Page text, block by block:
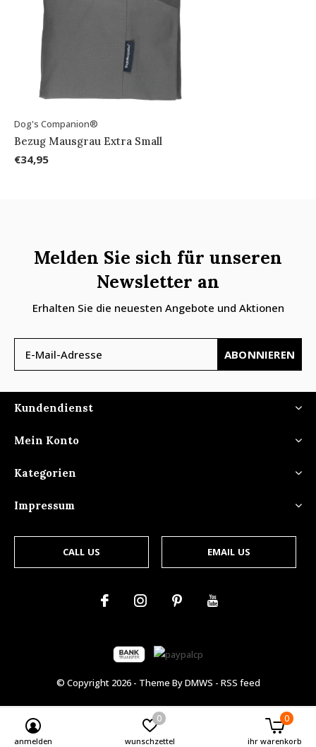
Dog's Companion®
Bezug Mausgrau Extra Small
€34,95
Melden Sie sich für unseren
Newsletter an
Erhalten Sie die neuesten Angebote und Aktionen
ABONNIEREN
Kundendienst
Mein Konto
Kategorien
Impressum
CALL US EMAIL US
© Copyright 2026- Theme ByDMWS - RSS feed
anmelden wunschzettel
0
ihr warenkorb
0